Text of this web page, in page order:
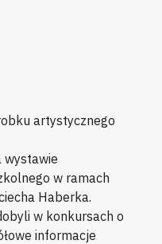
artystycznego
wystawie
w ramach
Haberka.
w konkursach o
informacje